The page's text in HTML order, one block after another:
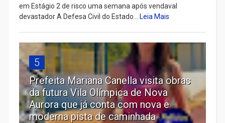
em Estágio 2 de risco uma semana após vendaval
devastador A Defesa Civil do Estado... Leia Mais
5
Prefeita Mariana Canella visita obras
da futura Vila Olímpica de Nova
Aurora que já conta com nova e
moderna pista de caminhada